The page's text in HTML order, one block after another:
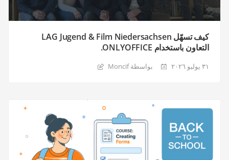
كيف تسهّل LAG Jugend & Film Niedersachsen
التعاون باستخدام ONLYOFFICE.
٣١ يوليو ٢٠٢٦ بواسطة Moncif